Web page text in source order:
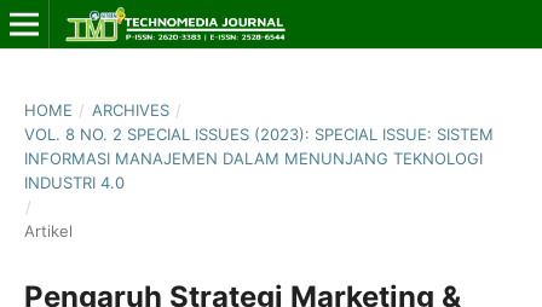
HOME / ARCHIVES /
VOL. 8 NO. 2 SPECIAL ISSUES (2023): SPECIAL ISSUE: SISTEM
INFORMASI MANAJEMEN DALAM MENUNJANG TEKNOLOGI
INDUSTRI 4.0
/
Artikel
Pengaruh Strategi Marketing &